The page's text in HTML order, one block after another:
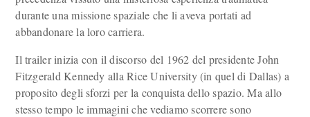
durante una missione spaziale che li aveva portati ad
abbandonare la loro carriera.
Il trailer inizia con il discorso del 1962 del presidente John
Fitzgerald Kennedy alla Rice University (in quel di Dallas) a
proposito degli sforzi per la conquista dello spazio. Ma allo
stesso tempo le immagini che vediamo scorrere sono